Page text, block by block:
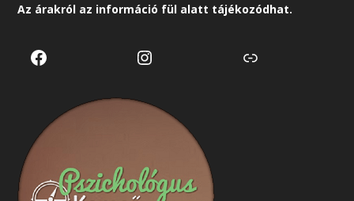
Az árakról az információ fül alatt tájékozódhat.
Facebook Instagram Link